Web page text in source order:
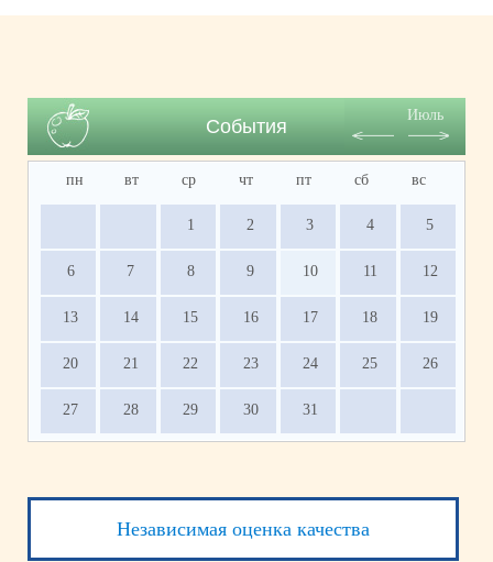
События
Июль
пн вт ср чт пт сб вс
1 2 3 4 5
6 7 8 9 10 11 12
13 14 15 16 17 18 19
20 21 22 23 24 25 26
27 28 29 30 31
Независимая оценка качества